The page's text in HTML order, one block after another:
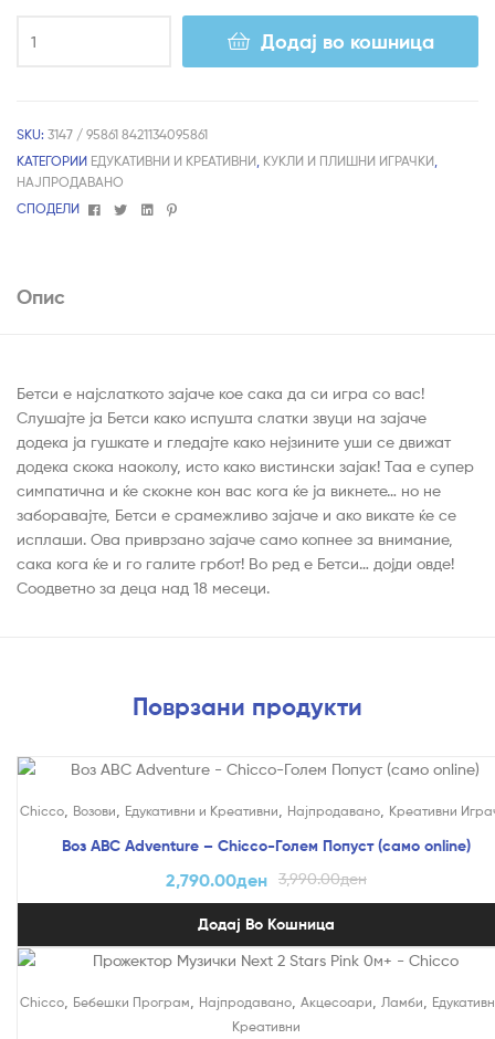
Додај во кошница
SKU: 3147 / 95861 8421134095861
КАТЕГОРИИ ЕДУКАТИВНИ И КРЕАТИВНИ, КУКЛИ И ПЛИШНИ ИГРАЧКИ,
НАЈПРОДАВАНО
СПОДЕЛИ
FacebookTwitterLinkedin
Pinterest
Опис
Бетси е најслаткото зајаче кое сака да си игра со вас!
Слушајте ја Бетси како испушта слатки звуци на зајаче
додека ја гушкате и гледајте како нејзините уши се движат
додека скока наоколу, исто како вистински зајак! Таа е супер
симпатична и ќе скокне кон вас кога ќе ја викнете… но не
заборавајте, Бетси е срамежливо зајаче и ако викате ќе се
исплаши. Ова приврзано зајаче само копнее за внимание,
сака кога ќе и го галите грбот! Во ред е Бетси… дојди овде!
Соодветно за деца над 18 месеци.
Поврзани продукти
Chicco, Возови Едукативни и Креативни Најпродавано, Креативни
Воз ABC Adventure – Chicco-Голем Попуст (само online)
3,990.00ден
2,790.00ден
Додај Во Кошница
Chicco, Бебешки Програм Најпродавано, Акцесоари Ламби
Креативни